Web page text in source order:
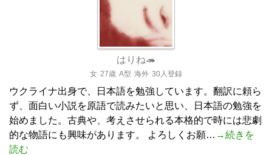
はりね🦔
女 27歳 A型 海外 30人登録
ウクライナ出身で、日本語を勉強しています。翻訳に頼ら
ず、面白い小説を原語で読みたいと思い、日本語の勉強を
始めました。古典や、考えさせられる本格的で時には悲劇
的な物語にも興味があります。 よろしくお願… →続きを
読む